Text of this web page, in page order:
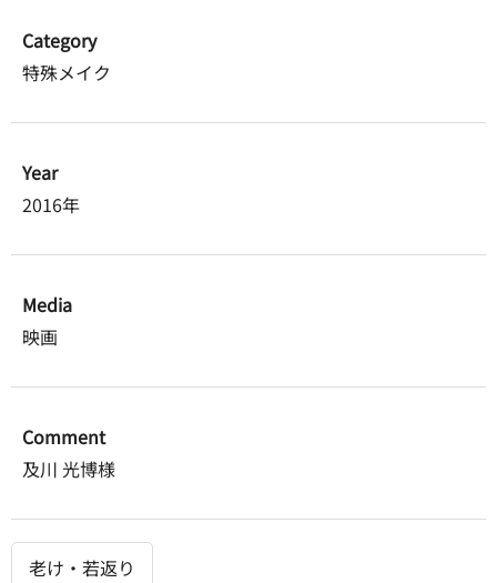
Category
特殊メイク
Year
2016年
Media
映画
Comment
及川 光博様
老け・若返り